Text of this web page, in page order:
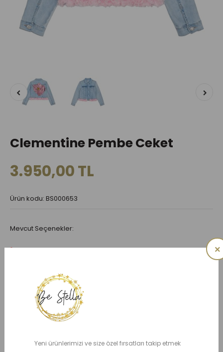
Yeni ürünlerimizi ve size özel fırsatları takip etmek
×
Clementine Pembe Ceket
3.950,00 TL
Ürün kodu: BS000653
Mevcut Seçenekler:
BEDEN
6 YAŞ
10 YAŞ